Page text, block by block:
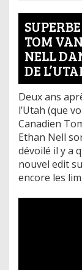
TOM
NELL
DE
Deux ans
l’Utah (que
Canadien
Ethan Nell
dévoilé il y a
nouvel edit
encore les